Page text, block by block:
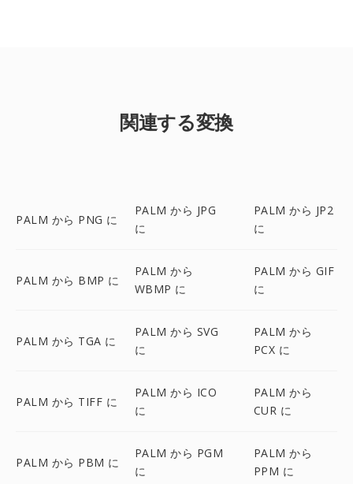
関連する変換
PALM から PNG に
PALM から JPG
に
PALM から JP2
に
PALM から BMP に
PALM から
WBMP に
PALM から GIF
に
PALM から TGA に
PALM から SVG
に
PALM から
PCX に
PALM から TIFF に
PALM から ICO
に
PALM から
CUR に
PALM から PBM に
PALM から PGM
に
PALM から
PPM に